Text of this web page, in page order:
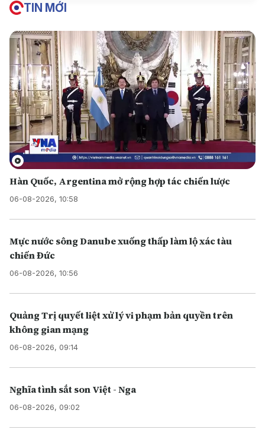
TIN MỚI
Hàn Quốc, Argentina mở rộng hợp tác chiến lược
06-08-2026, 10:58
Mực nước sông Danube xuống thấp làm lộ xác tàu
chiến Đức
06-08-2026, 10:56
Quảng Trị quyết liệt xử lý vi phạm bản quyền trên
không gian mạng
06-08-2026, 09:14
Nghĩa tình sắt son Việt - Nga
06-08-2026, 09:02